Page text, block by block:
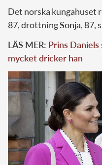
Det norska kungahuset
87, drottningSonja, 87,
LÄS MER: Prins Daniels
mycket dricker han